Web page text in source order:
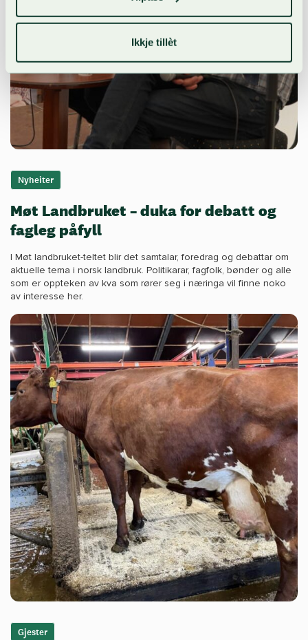
Ikkje tillèt
Nyheiter
Møt Landbruket – duka for debatt og
fagleg påfyll
I Møt landbruket-teltet blir det samtalar, foredrag og debattar om
aktuelle tema i norsk landbruk. Politikarar, fagfolk, bønder og alle
som er oppteken av kva som rører seg i næringa vil finne noko
av interesse her.
Gjester